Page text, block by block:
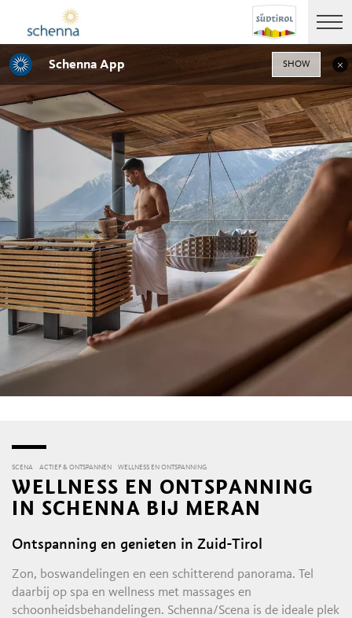
SCENA ACTIEF & ONTSPANNEN WELLNESS EN ONTSPANNING
WELLNESS EN ONTSPANNING
IN SCHENNA BIJ MERAN
Ontspanning en genieten in Zuid-Tirol
Zon, boswandelingen en een schitterend panorama. Tel
daarbij op spa en wellness met massages en
schoonheidsbehandelingen. Schenna/Scena is de ideale plek
Schenna App SHOW